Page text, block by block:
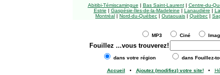
Abitibi-Témiscamingue | Bas Saint-Laurent| Centre-du-
Estrie | Gaspésie-Îles-de-la-Madeleine | Lanaudière |
Montréal | Nord-du-Québec | Outaouais | Québec |
MP3 Ciné
Fouillez ...vous trouverez!
dans votre région dans Fouillez-
Accueil • Ajoutez (modifiez) votre site!•